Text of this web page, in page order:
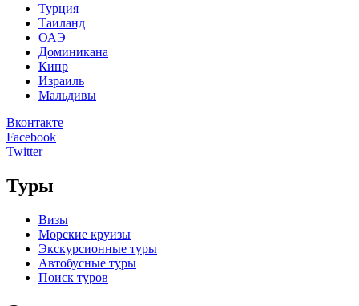
Турция
Таиланд
ОАЭ
Доминикана
Кипр
Израиль
Мальдивы
Вконтакте
Facebook
Twitter
Туры
Визы
Морские круизы
Экскурсионные туры
Автобусные туры
Поиск туров